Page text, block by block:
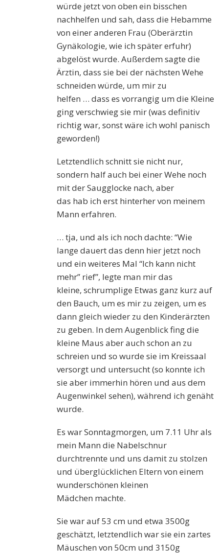
würde jetzt von oben ein bisschen
nachhelfen und sah, dass die Hebamme
von einer anderen Frau (Oberärztin
Gynäkologie, wie ich später erfuhr)
abgelöst wurde. Außerdem sagte die
Ärztin, dass sie bei der nächsten Wehe
schneiden würde, um mir zu
helfen … dass es vorrangig um die Kleine
ging verschwieg sie mir (was definitiv
richtig war, sonst wäre ich wohl panisch
geworden!)
Letztendlich schnitt sie nicht nur,
sondern half auch bei einer Wehe noch
mit der Saugglocke nach, aber
das hab ich erst hinterher von meinem
Mann erfahren.
… tja, und als ich noch dachte: “Wie
lange dauert das denn hier jetzt noch
und ein weiteres Mal “Ich kann nicht
mehr” rief”, legte man mir das
kleine,schrumplige Etwas ganz kurz auf
den Bauch, um es mir zu zeigen, um es
dann gleich wieder zu den Kinderärzten
zu geben. In dem Augenblick fing die
kleine Maus aber auch schon an zu
schreien und so wurde sie im Kreissaal
versorgt und untersucht (so konnte ich
sie aber immerhin hören und aus dem
Augenwinkel sehen), während ich genäht
wurde.
Es war Sonntagmorgen, um 7.11 Uhr als
mein Mann die Nabelschnur
durchtrennte und uns damit zu stolzen
und überglücklichen Eltern voneinem
wunderschönen kleinen
Mädchen machte.
Sie war auf 53 cm und etwa 3500g
geschätzt, letztendlich war sie ein zartes
Mäuschen von 50cm und 3150g